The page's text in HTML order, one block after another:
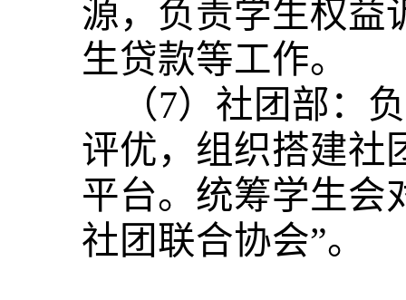
源，负责学生权益
生贷款等工作。
（7）社团部：
评优，组织搭建社
平台。统筹学生会
社团联合协会”。